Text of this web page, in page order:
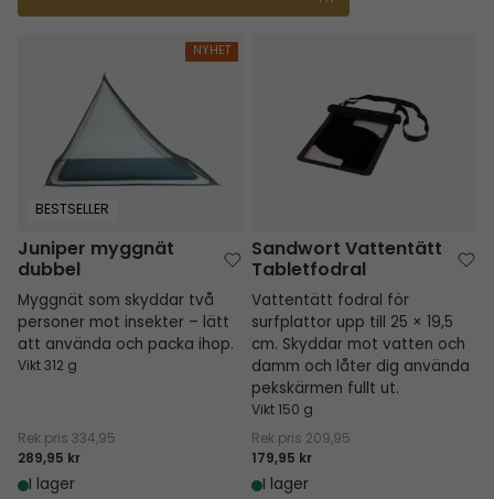
Juniper myggnät dubbelNYHET
BESTSELLER
Juniper myggnät
dubbel
Myggnät som skyddar två
personer mot insekter – lätt
att använda och packa ihop.
Vikt 312 g
Rek.pris 334,95
289,95 kr
I lager
Sandwort Vattentätt
Tabletfodral
Vattentätt fodral för
surfplattor upp till 25 × 19,5
cm. Skyddar mot vatten och
damm och låter dig använda
pekskärmen fullt ut.
Vikt 150 g
Rek.pris 209,95
179,95 kr
I lager